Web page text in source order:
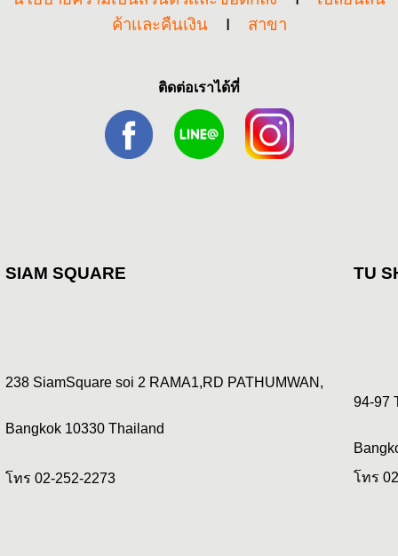
ค้าเเละคืนเงิน
I สาขา
ติดต่อเราได้ที่
SIAM SQUARE TU
238 SiamSquare soi 2 RAMA1,RD PATHUMWAN,
Bangkok 10330 Thailand
โทร 02-252-2273
94-97
โทร